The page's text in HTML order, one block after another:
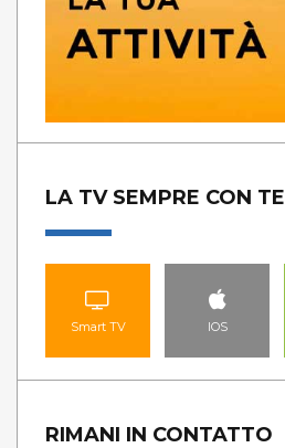
LA TV SEMPRE CON TE
Smart TV IOS
RIMANI IN CONTATTO